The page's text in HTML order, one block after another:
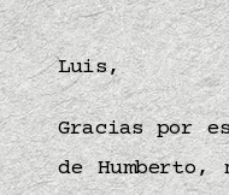
Luis,
Gracias por
de